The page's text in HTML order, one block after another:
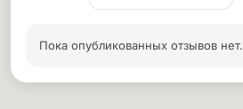
Пока опубликованных отзывов нет.